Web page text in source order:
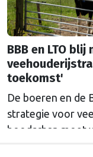
BBB en LTO
toekomst'
De boeren en de
strategie voor
boodschap moet